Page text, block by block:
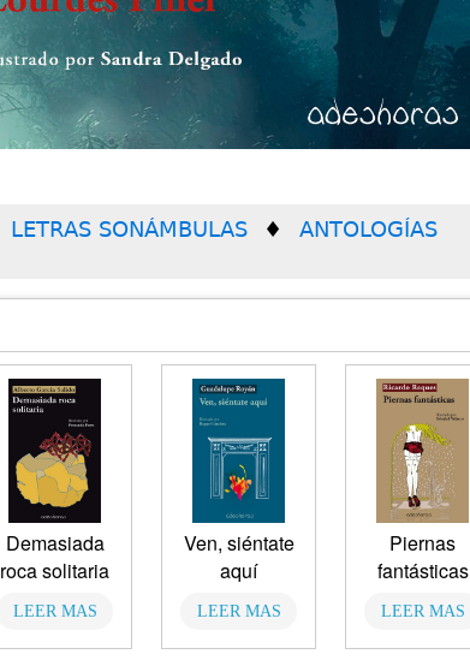
LETRAS SONÁMBULAS
ANTOLOGÍAS
Demasiada
roca solitaria
LEER MAS
Ven, siéntate
aquí
LEER MAS
Piernas
fantásticas
LEER MAS